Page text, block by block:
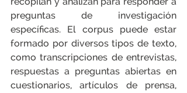
preguntas de investigación
específicas. El corpus puede estar
formado por diversos tipos de texto,
como transcripciones de entrevistas,
respuestas a preguntas abiertas en
cuestionarios, artículos de prensa,